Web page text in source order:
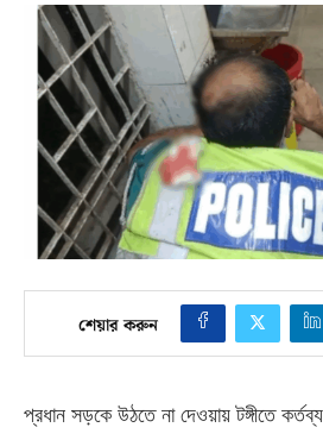
শেয়ার করুন
প্রধান সড়কে উঠতে না দেওয়ায় টঙ্গীতে